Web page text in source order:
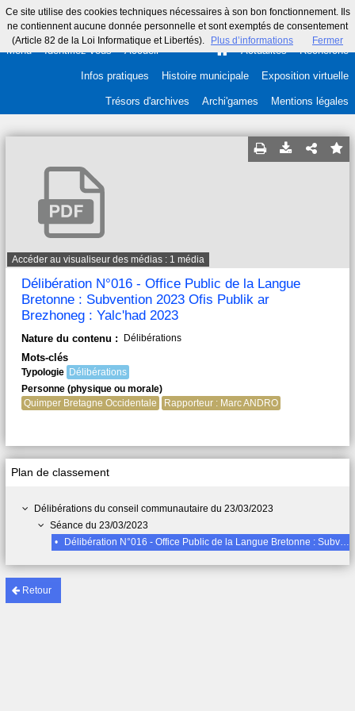
Ce site utilise des cookies techniques nécessaires à son bon fonctionnement. Ils
ne contiennent aucune donnée personnelle et sont exemptés de consentement
(Article 82 de la Loi Informatique et Libertés).
Plus d’informations Fermer
Menu Identifiez-vous Accueil Actualités Recherche
Infos pratiques Histoire municipale Exposition virtuelle
Trésors d'archives Archi'games Mentions légales
Retour
Plan de classement
Délibérations du conseil communautaire du 23/03/2023
Séance du 23/03/2023
•
Délibération N°016 - Office Public de la Langue Bretonne : Subvention 2023 Ofis Publik ar Brezhoneg : Yalc'had 2023
Accéder au visualiseur des médias : 1 média
Délibération N°016 - Office Public de la Langue
Bretonne : Subvention 2023 Ofis Publik ar
Brezhoneg : Yalc'had 2023
Nature du contenu : Délibérations
Mots-clés
Typologie Délibérations
Personne (physique ou morale)
Quimper Bretagne Occidentale
Rapporteur : Marc ANDRO